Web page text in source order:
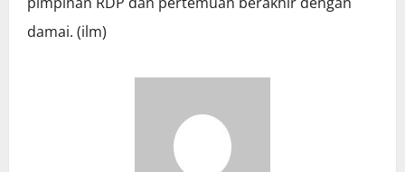
damai. (ilm)